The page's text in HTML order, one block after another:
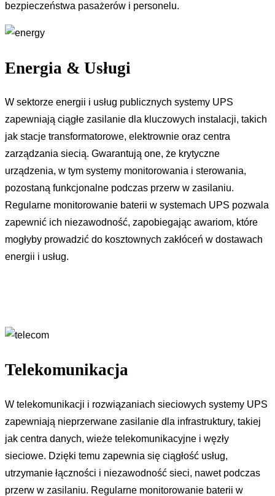
bezpieczeństwa pasażerów i personelu.
Energia & Usługi
W sektorze energii i usług publicznych systemy UPS
zapewniają ciągłe zasilanie dla kluczowych instalacji, takich
jak stacje transformatorowe, elektrownie oraz centra
zarządzania siecią. Gwarantują one, że krytyczne
urządzenia, w tym systemy monitorowania i sterowania,
pozostaną funkcjonalne podczas przerw w zasilaniu.
Regularne monitorowanie baterii w systemach UPS pozwala
zapewnić ich niezawodność, zapobiegając awariom, które
mogłyby prowadzić do kosztownych zakłóceń w dostawach
energii i usług.
Telekomunikacja
W telekomunikacji i rozwiązaniach sieciowych systemy UPS
zapewniają nieprzerwane zasilanie dla infrastruktury, takiej
jak centra danych, wieże telekomunikacyjne i węzły
sieciowe. Dzięki temu zapewnia się ciągłość usług,
utrzymanie łączności i niezawodność sieci, nawet podczas
przerw w zasilaniu. Regularne monitorowanie baterii w